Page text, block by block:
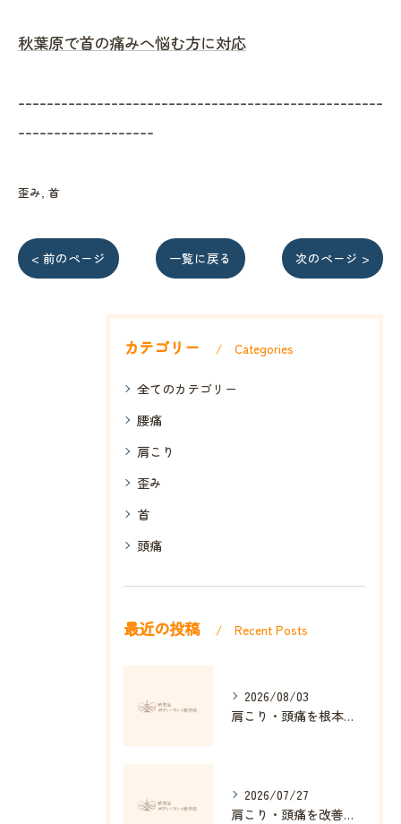
秋葉原で首の痛みへ悩む方に対応
---------------------------------------------------
-------------------
歪み 首
< 前のページ 一覧に戻る 次のページ >
カテゴリー Categories
全てのカテゴリー
腰痛
肩こり
歪み
首
頭痛
最近の投稿 Recent Posts
2026/08/03
肩こり・頭痛を根本改善する整体の秘訣
2026/07/27
肩こり・頭痛を改善する姿勢矯正の効果とは